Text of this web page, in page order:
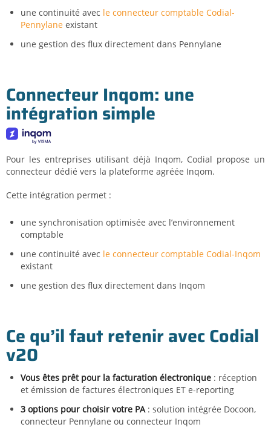
une continuité avec le connecteur comptable Codial-
Pennylane existant
une gestion des flux directement dans Pennylane
Connecteur Inqom: une
intégration simple
Pour les entreprises utilisant déjà Inqom, Codial propose un
connecteur dédié vers la plateforme agréée Inqom.
Cette intégration permet :
une synchronisation optimisée avec l’environnement
comptable
une continuité avec le connecteur comptable Codial-Inqom
existant
une gestion des flux directement dans Inqom
Ce qu’il faut retenir avec Codial
v20
Vous êtes prêt pour la facturation électronique : réception
et émission de factures électroniques ET e-reporting
3 options pour choisir votre PA : solution intégrée Docoon,
connecteur Pennylane ou connecteur Inqom